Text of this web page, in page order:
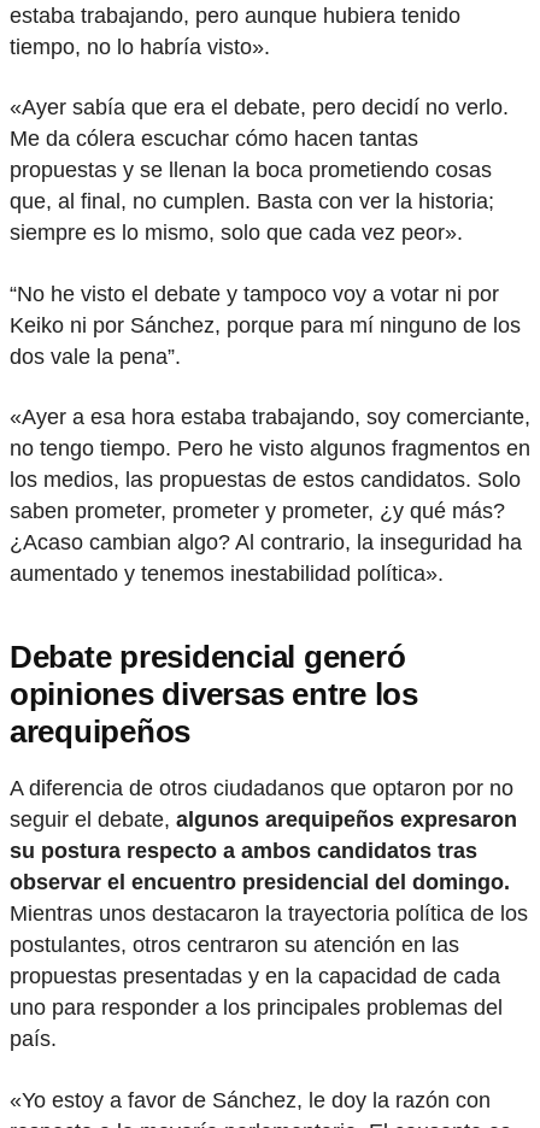
estaba trabajando, pero aunque hubiera tenido
tiempo, no lo habría visto».
«Ayer sabía que era el debate, pero decidí no verlo.
Me da cólera escuchar cómo hacen tantas
propuestas y se llenan la boca prometiendo cosas
que, al final, no cumplen. Basta con ver la historia;
siempre es lo mismo, solo que cada vez peor».
“No he visto el debate y tampoco voy a votar ni por
Keiko ni por Sánchez, porque para mí ninguno de los
dos vale la pena”.
«Ayer a esa hora estaba trabajando, soy comerciante,
no tengo tiempo. Pero he visto algunos fragmentos en
los medios, las propuestas de estos candidatos. Solo
saben prometer, prometer y prometer, ¿y qué más?
¿Acaso cambian algo? Al contrario, la inseguridad ha
aumentado y tenemos inestabilidad política».
Debate presidencial generó
opiniones diversas entre los
arequipeños
A diferencia de otros ciudadanos que optaron por no
seguir el debate, algunos arequipeños expresaron
su postura respecto a ambos candidatos tras
observar el encuentro presidencial del domingo.
Mientras unos destacaron la trayectoria política de los
postulantes, otros centraron su atención en las
propuestas presentadas y en la capacidad de cada
uno para responder a los principales problemas del
país.
«Yo estoy a favor de Sánchez, le doy la razón con